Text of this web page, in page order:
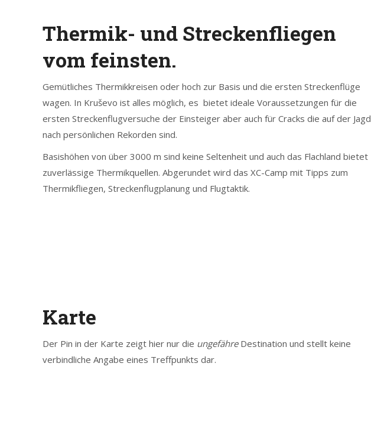
Thermik- und Streckenfliegen
vom feinsten.
Gemütliches Thermikkreisen oder hoch zur Basis und die ersten Streckenflüge
wagen. In Kruševo ist alles möglich, es bietet ideale Voraussetzungen für die
ersten Streckenflugversuche der Einsteiger aber auch für Cracks die auf der Jagd
nach persönlichen Rekorden sind.
Basishöhen von über 3000 m sind keine Seltenheit und auch das Flachland bietet
zuverlässige Thermikquellen. Abgerundet wird das XC-Camp mit Tipps zum
Thermikfliegen, Streckenflugplanung und Flugtaktik.
Karte
Der Pin in der Karte zeigt hier nur die ungefähreDestination und stellt keine
verbindliche Angabe eines Treffpunkts dar.